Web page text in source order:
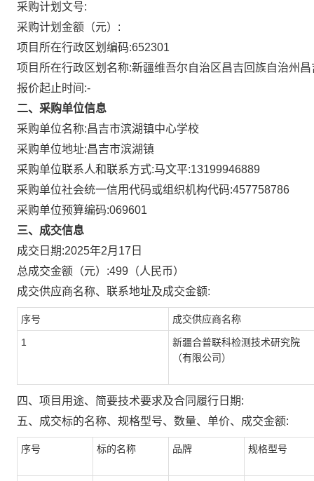
采购计划文号:
采购计划金额（元）:
项目所在行政区划编码:652301
项目所在行政区划名称:新疆维吾尔自治区昌吉回族自治州昌
报价起止时间:-
二、采购单位信息
采购单位名称:昌吉市滨湖镇中心学校
采购单位地址:昌吉市滨湖镇
采购单位联系人和联系方式:马文平:13199946889
采购单位社会统一信用代码或组织机构代码:457758786
采购单位预算编码:069601
三、成交信息
成交日期:2025年2月17日
总成交金额（元）:499 （人民币）
成交供应商名称、联系地址及成交金额:
序号 成交供应商名称
1
新疆合普联科检测技术研究院
（有限公司）
四、项目用途、简要技术要求及合同履行日期:
五、成交标的名称、规格型号、数量、单价、成交金额:
序号 标的名称 品牌 规格型号